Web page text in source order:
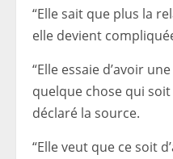
“Elle sait que plus la
elle devient
“Elle essaie d’avoir
quelque chose qui
déclaré la source.
“Elle veut que ce soit